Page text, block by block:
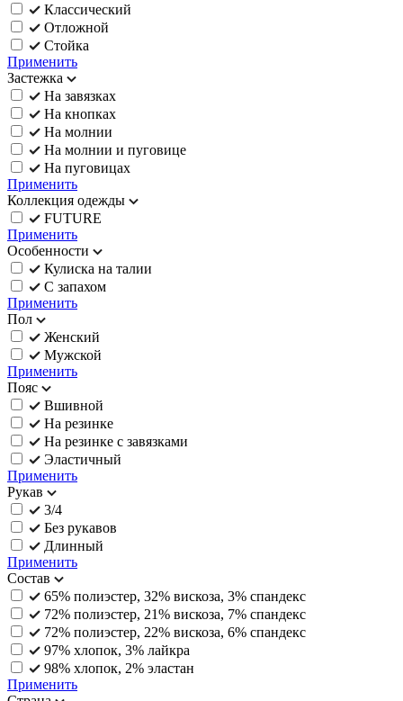
Классический
Отложной
Стойка
Применить
Застежка
На завязках
На кнопках
На молнии
На молнии и пуговице
На пуговицах
Применить
Коллекция одежды
FUTURE
Применить
Особенности
Кулиска на талии
С запахом
Применить
Пол
Женский
Мужской
Применить
Пояс
Вшивной
На резинке
На резинке с завязками
Эластичный
Применить
Рукав
3/4
Без рукавов
Длинный
Применить
Состав
65% полиэстер, 32% вискоза, 3% спандекс
72% полиэстер, 21% вискоза, 7% спандекс
72% полиэстер, 22% вискоза, 6% спандекс
97% хлопок, 3% лайкра
98% хлопок, 2% эластан
Применить